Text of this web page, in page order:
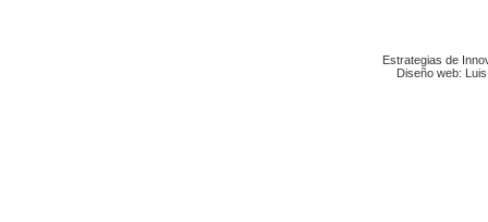
Estrategias de
Diseño web: